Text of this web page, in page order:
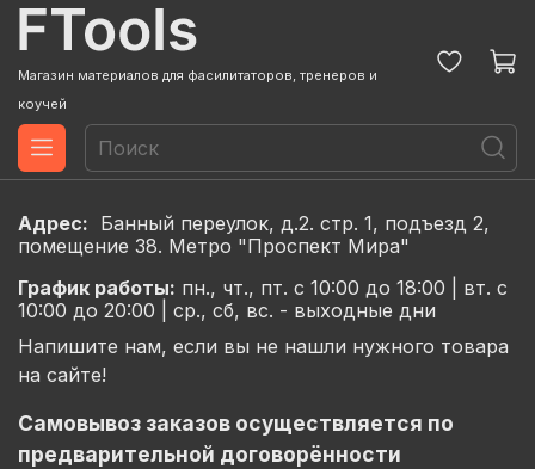
Магазин материалов для фасилитаторов, тренеров и
коучей
Адрес: Банный переулок, д.2. стр. 1, подъезд 2,
помещение 38. Метро "Проспект Мира"
График работы: пн., чт., пт. с 10:00 до 18:00 | вт. с
10:00 до 20:00 | ср., сб, вс. - выходные дни
Напишите нам, если вы не нашли нужного товара
на сайте!
Самовывоз заказов осуществляется по
предварительной договорённости